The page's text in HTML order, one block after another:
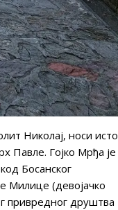
Николај, носи исто
Павле. Гојко Мрђа је
Босанског
Милице (девојачко
привредног друштва